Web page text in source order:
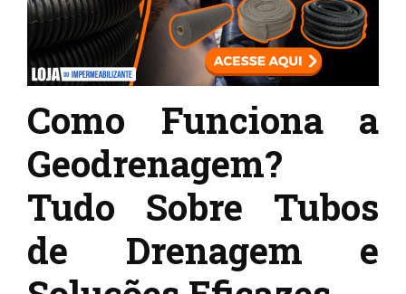
Como Funciona a
Geodrenagem?
Tudo Sobre Tubos
de Drenagem e